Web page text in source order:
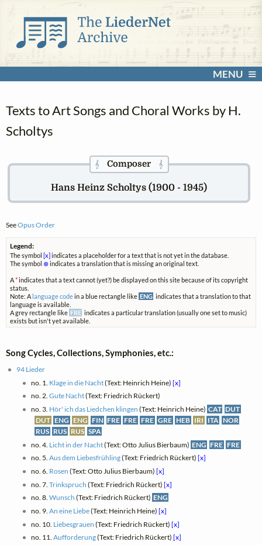
MENU
Texts to Art Songs and Choral Works by H.
Scholtys
𝄞Composer 𝄞
Hans Heinz Scholtys (1900 - 1945)
SeeOpus Order
Legend:
The symbol[x]indicates a placeholder for a text that is not yet in the database.
The symbol ⊗indicates a translation that is missing an original text.
A*indicates that a text cannot (yet?) be displayed on this site because of its copyright
status.
Note: A language codein a blue rectangle like ENG indicates that a translation to that
language is available.
A grey rectangle like FRE indicates a particular translation (usually one set to music)
exists but isn't yet available.
Song Cycles, Collections, Symphonies, etc.:
94 Lieder
no. 1. Klage in die Nacht(Text: Heinrich Heine) [x]
no. 2. Gute Nacht(Text: Friedrich Rückert)
no. 3. Hör' ich das Liedchen klingen (Text: Heinrich Heine) CAT DUT
DUT ENG ENG FIN FRE FRE FRE GRE HEB IRI ITA NOR
RUS RUS RUS SPA
no. 4. Licht in der Nacht(Text: Otto Julius Bierbaum) ENG FRE FRE
no. 5. Aus dem Liebesfrühling(Text: Friedrich Rückert) [x]
no. 6. Rosen (Text: Otto Julius Bierbaum) [x]
no. 7. Trinkspruch (Text: Friedrich Rückert) [x]
no. 8. Wunsch (Text: Friedrich Rückert) ENG
no. 9. An eine Liebe(Text: Heinrich Heine) [x]
no. 10. Liebesgrauen (Text: Friedrich Rückert) [x]
no. 11. Aufforderung(Text: Friedrich Rückert) [x]